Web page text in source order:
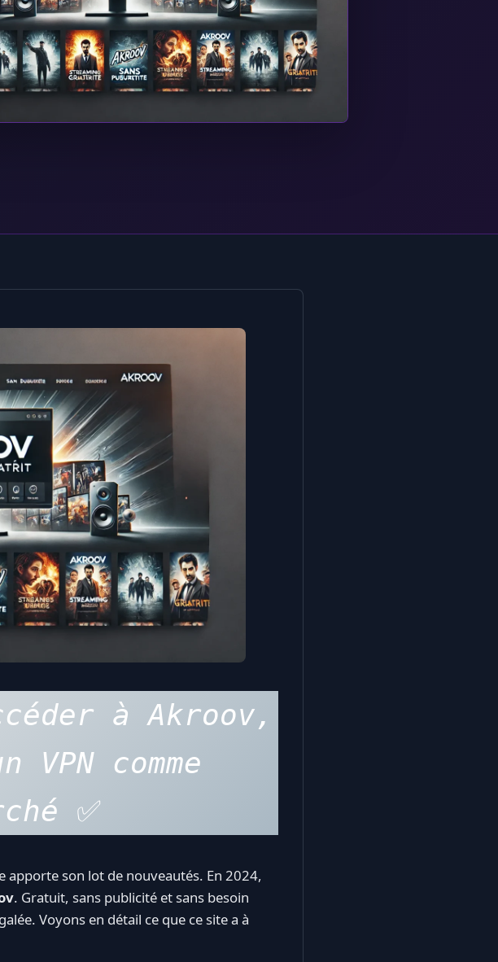
à Akroov,
✅
son lot de nouveautés. En 2024,
. Gratuit, sans publicité et sans besoin
Voyons en détail ce que ce site a à